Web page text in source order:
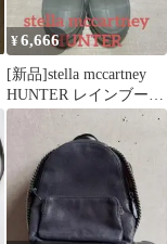
¥6,666
[新品]stella mccartney
HUNTER レインブーツ
boots